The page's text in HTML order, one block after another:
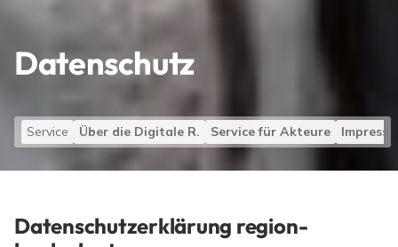
Datenschutz
Service Über die Digitale R. Service für Akteure
Datenschutzerklärung region-